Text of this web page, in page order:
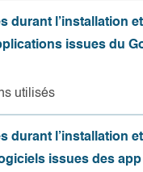
durant l’installation et
issues du
utilisés
durant l’installation et
issues des